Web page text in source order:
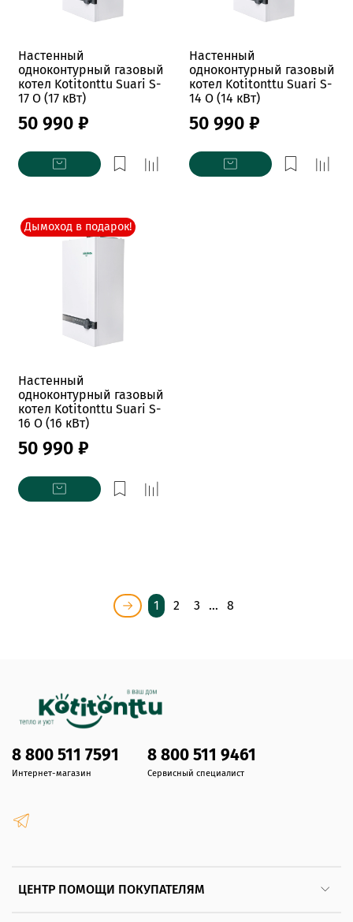
Настенный
одноконтурный газовый
котел Kotitonttu Suari S-
17 O (17 кВт)
50 990 ₽
Настенный
одноконтурный газовый
котел Kotitonttu Suari S-
14 O (14 кВт)
50 990 ₽
Дымоход в подарок!
Настенный
одноконтурный газовый
котел Kotitonttu Suari S-
16 O (16 кВт)
50 990 ₽
1 2 3 … 8
ЦЕНТР ПОМОЩИ ПОКУПАТЕЛЯМ
8 800 511 7591
Интернет-магазин
8 800 511 9461
Сервисный специалист